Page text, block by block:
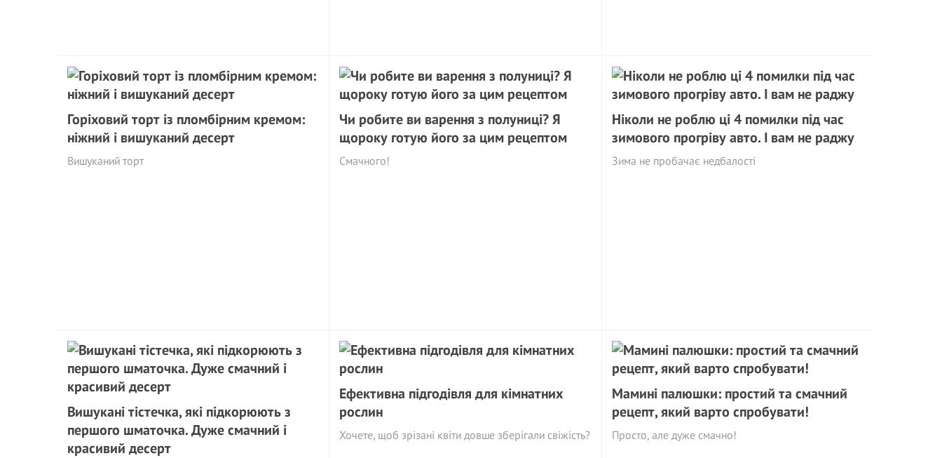
Горіховий торт із пломбірним кремом:
ніжний і вишуканий десерт
Вишуканий торт
Чи робите ви варення з полуниці? Я
щороку готую його за цим рецептом
Смачного!
Ніколи не роблю ці 4 помилки під час
зимового прогріву авто. І вам не раджу
Зима не пробачає недбалості
Вишукані тістечка, які підкорюють з
першого шматочка. Дуже смачний і
красивий десерт
Ефективна підгодівля для кімнатних
рослин
Хочете, щоб зрізані квіти довше зберігали свіжість?
Мамині палюшки: простий та смачний
рецепт, який варто спробувати!
Просто, але дуже смачно!